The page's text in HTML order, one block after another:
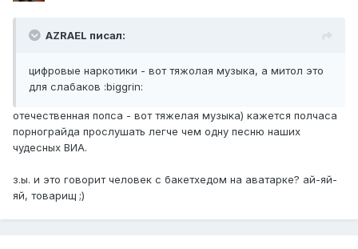
AZRAEL писал:
цифровые наркотики - вот тяжолая музыка, а митол это
для слабаков :biggrin:
отечественная попса - вот тяжелая музыка) кажется полчаса
порнограйда прослушать легче чем одну песню наших
чудесных ВИА.
з.ы. и это говорит человек с бакетхедом на аватарке? ай-яй-
яй, товарищ ;)